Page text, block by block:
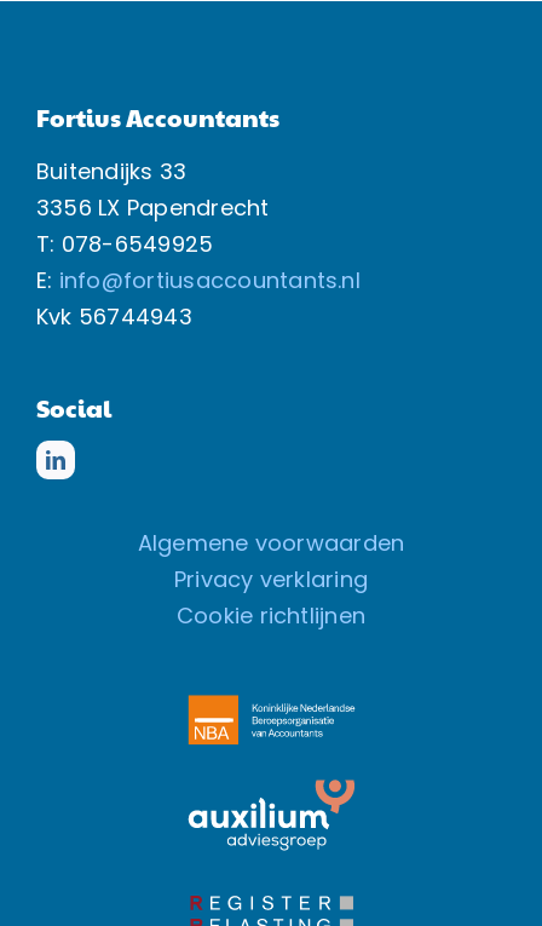
Fortius Accountants
Buitendijks 33
3356 LX Papendrecht
T: 078-6549925
E: info@fortiusaccountants.nl
Kvk 56744943
Social
Algemene voorwaarden
Privacy verklaring
Cookie richtlijnen